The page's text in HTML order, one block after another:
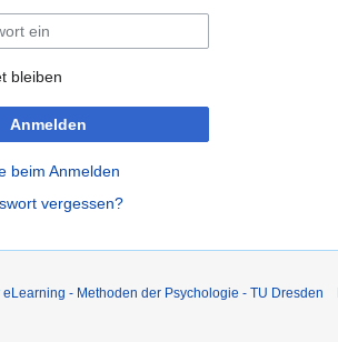
bleiben
Anmelden
beim Anmelden
vergessen?
eLearning - Methoden der Psychologie - TU Dresden